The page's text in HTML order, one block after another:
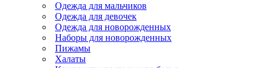
Одежда для мальчиков
Одежда для девочек
Одежда для новорожденных
Наборы для новорожденных
Пижамы
Халаты